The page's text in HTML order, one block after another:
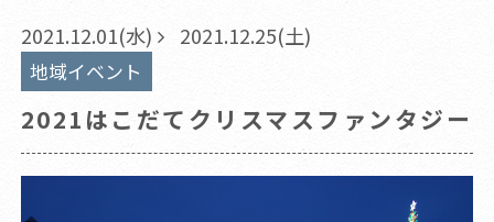
2021.12.01(水) 2021.12.25(土)
地域イベント
2021はこだてクリスマスファンタジー